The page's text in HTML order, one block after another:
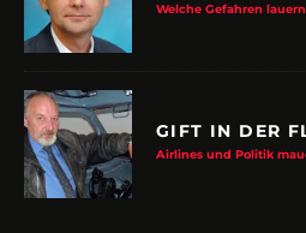
Welche Gefahren
GIFT IN DER
Airlines und Politik